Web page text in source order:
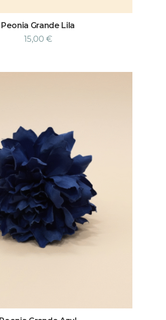
Peonia Grande Lila
15,00 €